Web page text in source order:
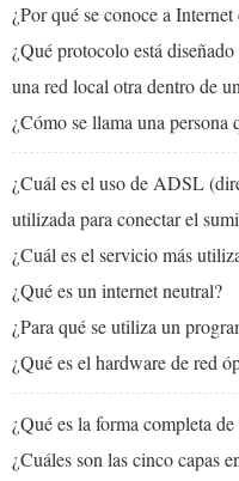
¿Por qué se conoce a
¿Qué protocolo está
una red local otra dentro de
¿Cómo se llama una persona
¿Cuál es el uso de ADSL
utilizada para conectar el
¿Cuál es el servicio más
¿Qué es un internet neutral?
¿Para qué se utiliza un
¿Qué es el hardware de red
¿Qué es la forma completa
¿Cuáles son las cinco capas